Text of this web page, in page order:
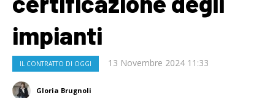
impianti
IL CONTRATTO DI OGGI 13 Novembre 2024 11:33
Gloria Brugnoli